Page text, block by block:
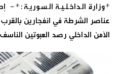
عناصر الشرطة في انفجارين
الأمن الداخلي رصد العبوتين الناسف